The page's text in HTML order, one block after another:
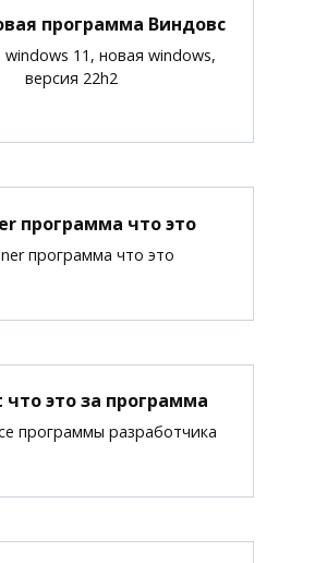
программа Виндовс
11, новая windows,
версия 22h2
программа что это
программа что это
это за программа
программы разработчика